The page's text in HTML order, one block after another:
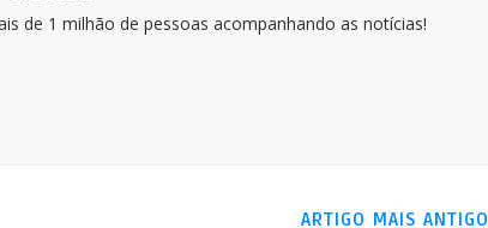
de 1 milhão de pessoas acompanhando as notícias!
ARTIGO MAIS ANTIGO